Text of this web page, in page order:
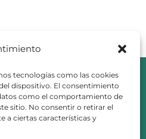
tecnologías como las cookies
dispositivo. El consentimiento
como el comportamiento de
sitio. No consentir o retirar el
a ciertas características y